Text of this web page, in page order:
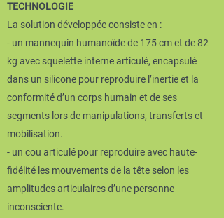
TECHNOLOGIE
La solution développée consiste en :
- un mannequin humanoïde de 175 cm et de 82
kg avec squelette interne articulé, encapsulé
dans un silicone pour reproduire l’inertie et la
conformité d’un corps humain et de ses
segments lors de manipulations, transferts et
mobilisation.
- un cou articulé pour reproduire avec haute-
fidélité les mouvements de la tête selon les
amplitudes articulaires d’une personne
inconsciente.